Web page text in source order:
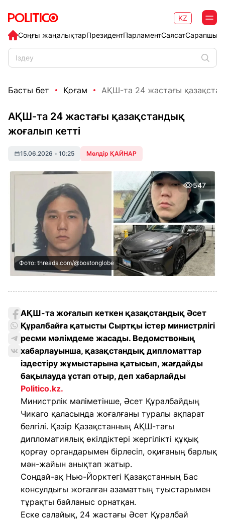
Соңғы жаңалықтарПрезидентПарламентСаясат
KZ
Басты бет Қоғам АҚШ-та 24 жастағы
АҚШ-та 24 жастағы қазақстандық
жоғалып кетті
15.06.2026 • 10:25 Мөлдір ҚАЙНАР
547
Фото: threads.com/@bostonglobe
АҚШ-та жоғалып кеткен қазақстандық Әсет
Құралбайға қатысты Сыртқы істер министрлігі
ресми мәлімдеме жасады. Ведомствоның
хабарлауынша, қазақстандық дипломаттар
іздестіру жұмыстарына қатысып, жағдайды
бақылауда ұстап отыр, деп хабарлайды
Politico.kz.
Министрлік мәліметінше, Әсет Құралбайдың
Чикаго қаласында жоғалғаны туралы ақпарат
белгілі. Қазір Қазақстанның АҚШ-тағы
дипломатиялық өкілдіктері жергілікті құқық
қорғау органдарымен бірлесіп, оқиғаның барлық
мән-жайын анықтап жатыр.
Сондай-ақ Нью-Йорктегі Қазақстанның Бас
консулдығы жоғалған азаматтың туыстарымен
тұрақты байланыс орнатқан.
Еске салайық, 24 жастағы Әсет Құралбай